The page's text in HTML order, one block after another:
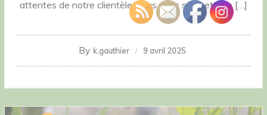
attentes de notre clientèle, nous vous soumettons […]
By k.gauthier 9 avril 2025